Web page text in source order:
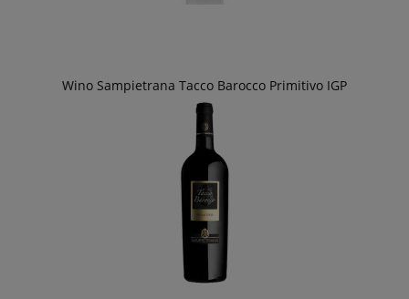
Wino Sampietrana Tacco Barocco Primitivo IGP